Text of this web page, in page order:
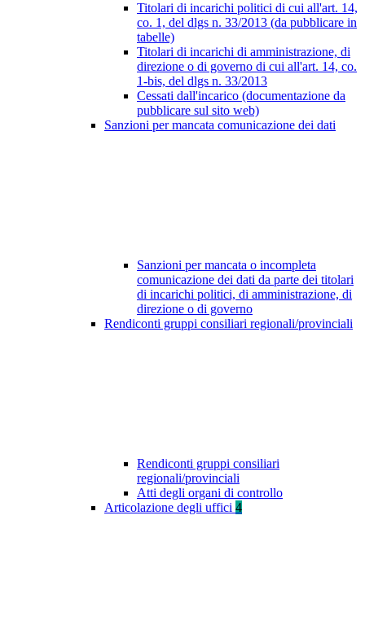
Titolari di incarichi politici di cui all'art. 14,
co. 1, del dlgs n. 33/2013 (da pubblicare in
tabelle)
Titolari di incarichi di amministrazione, di
direzione o di governo di cui all'art. 14, co.
1-bis, del dlgs n. 33/2013
Cessati dall'incarico (documentazione da
pubblicare sul sito web)
Sanzioni per mancata comunicazione dei dati
Sanzioni per mancata o incompleta
comunicazione dei dati da parte dei titolari
di incarichi politici, di amministrazione, di
direzione o di governo
Rendiconti gruppi consiliari regionali/provinciali
Rendiconti gruppi consiliari
regionali/provinciali
Atti degli organi di controllo
Articolazione degli uffici 4